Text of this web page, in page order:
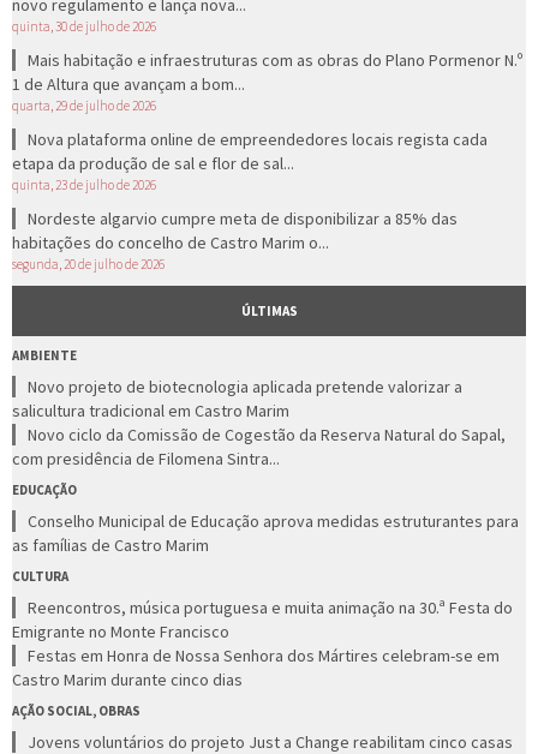
novo regulamento e lança nova...
quinta, 30 de julho de 2026
Mais habitação e infraestruturas com as obras do Plano Pormenor N.º
1 de Altura que avançam a bom...
quarta, 29 de julho de 2026
Nova plataforma online de empreendedores locais regista cada
etapa da produção de sal e flor de sal...
quinta, 23 de julho de 2026
Nordeste algarvio cumpre meta de disponibilizar a 85% das
habitações do concelho de Castro Marim o...
segunda, 20 de julho de 2026
ÚLTIMAS
AMBIENTE
Novo projeto de biotecnologia aplicada pretende valorizar a
salicultura tradicional em Castro Marim
Novo ciclo da Comissão de Cogestão da Reserva Natural do Sapal,
com presidência de Filomena Sintra...
EDUCAÇÃO
Conselho Municipal de Educação aprova medidas estruturantes para
as famílias de Castro Marim
CULTURA
Reencontros, música portuguesa e muita animação na 30.ª Festa do
Emigrante no Monte Francisco
Festas em Honra de Nossa Senhora dos Mártires celebram-se em
Castro Marim durante cinco dias
AÇÃO SOCIAL, OBRAS
Jovens voluntários do projeto Just a Change reabilitam cinco casas